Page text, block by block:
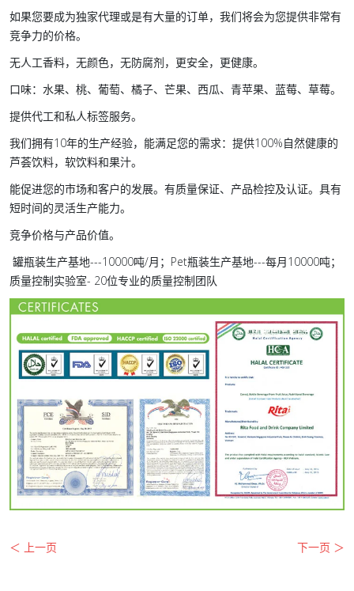
如果您要成为独家代理或是有大量的订单，我们将会为您提供非常有
竞争力的价格。
无人工香料，无颜色，无防腐剂，更安全，更健康。
口味：水果、桃、葡萄、橘子、芒果、西瓜、青苹果、蓝莓、草莓。
提供代工和私人标签服务。
我们拥有10年的生产经验，能满足您的需求：提供100%自然健康的
芦荟饮料，软饮料和果汁。
能促进您的市场和客户的发展。有质量保证、产品检控及认证。具有
短时间的灵活生产能力。
竞争价格与产品价值。
罐瓶装生产基地---10000吨/月；Pet瓶装生产基地---每月10000吨；
质量控制实验室- 20位专业的质量控制团队
＜ 上一页 下一页 ＞